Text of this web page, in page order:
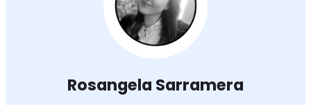
Rosangela Sarramera